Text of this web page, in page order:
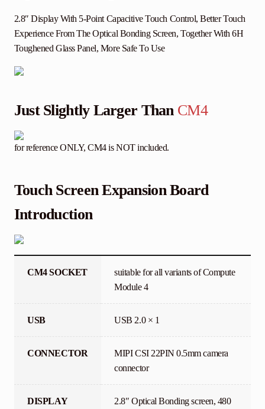
2.8″ Display With 5-Point Capacitive Touch Control, Better Touch
Experience From The Optical Bonding Screen, Together With 6H
Toughened Glass Panel, More Safe To Use
Just Slightly Larger Than CM4
for reference ONLY, CM4 is NOT included.
Touch Screen Expansion Board
Introduction
CM4 SOCKET
suitable for all variants of Compute
Module 4
USB USB 2.0 × 1
CONNECTOR
MIPI CSI 22PIN 0.5mm camera
connector
DISPLAY
2.8″ Optical Bonding screen, 480